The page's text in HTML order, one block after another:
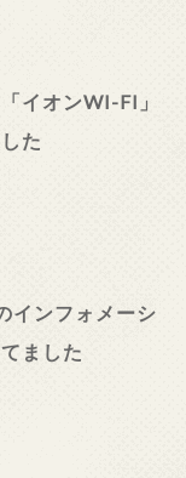
イオンWI-FI」
た
インフォメーシ
ました